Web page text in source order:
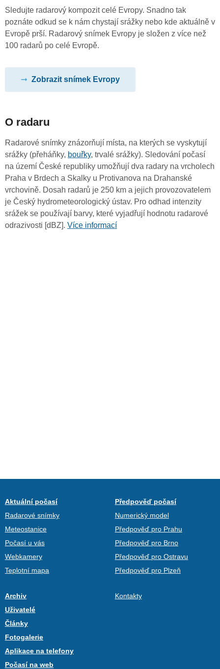
Sledujte radarový kompozit celé Evropy. Snadno tak
poznáte odkud se k nám chystají srážky nebo kde aktuálně v
Evropě prší. Radarový snímek Evropy je složen z více než
100 radarů po celé Evropě.
Zobrazit snímek Evropy
O radaru
Radarové snímky znázorňují místa, na kterých se vyskytují
srážky (přeháňky, bouřky, trvalé srážky). Sledování počasí
na území České republiky umožňují dva radary na vrcholech
Praha v Brdech a Skalky u Protivanova na Drahanské
vrchovině. Dosah radarů je 250 km a jejich provozovatelem
je Český hydrometeorologický ústav. Pro odhad intenzity
srážek se používají barvy, které vyjadřují hodnotu radarové
odrazivosti [dBZ]. Více informací
Aktuální počasí
Radarové snímky
Meteostanice
Počasí u vás
Webkamery
Teplotní mapa
Předpověď počasí
Numerický model
Předpověď pro Prahu
Předpověď pro Brno
Předpověď pro Ostravu
Předpověď pro Plzeň
Archiv
Uživatelé
Články
Fotogalerie
Aplikace na telefony
Počasí na web
Kontakty